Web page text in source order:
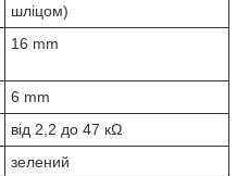
шліцом)
16 mm
6 mm
від 2,2 до 47 кΩ
зелений